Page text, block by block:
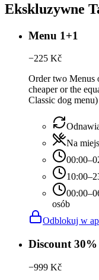
Ekskluzywne
Menu 1+1
−225 Kč
Order two Menus
cheaper or the
Classic dog menu)
Na
osób
Odblokuj w
Discount 30%
−999 Kč